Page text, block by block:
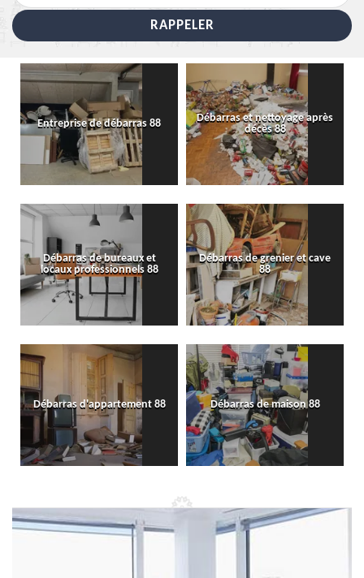
Entreprise de débarras 88
Débarras et nettoyage après
décès 88
Débarras de bureaux et
locaux professionnels 88
Débarras de grenier et cave
88
Débarras d'appartement 88 Débarras de maison 88